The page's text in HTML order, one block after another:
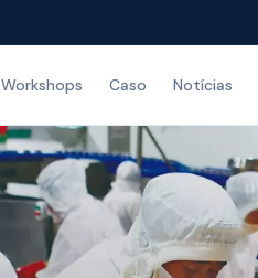
Workshops Caso Notícias